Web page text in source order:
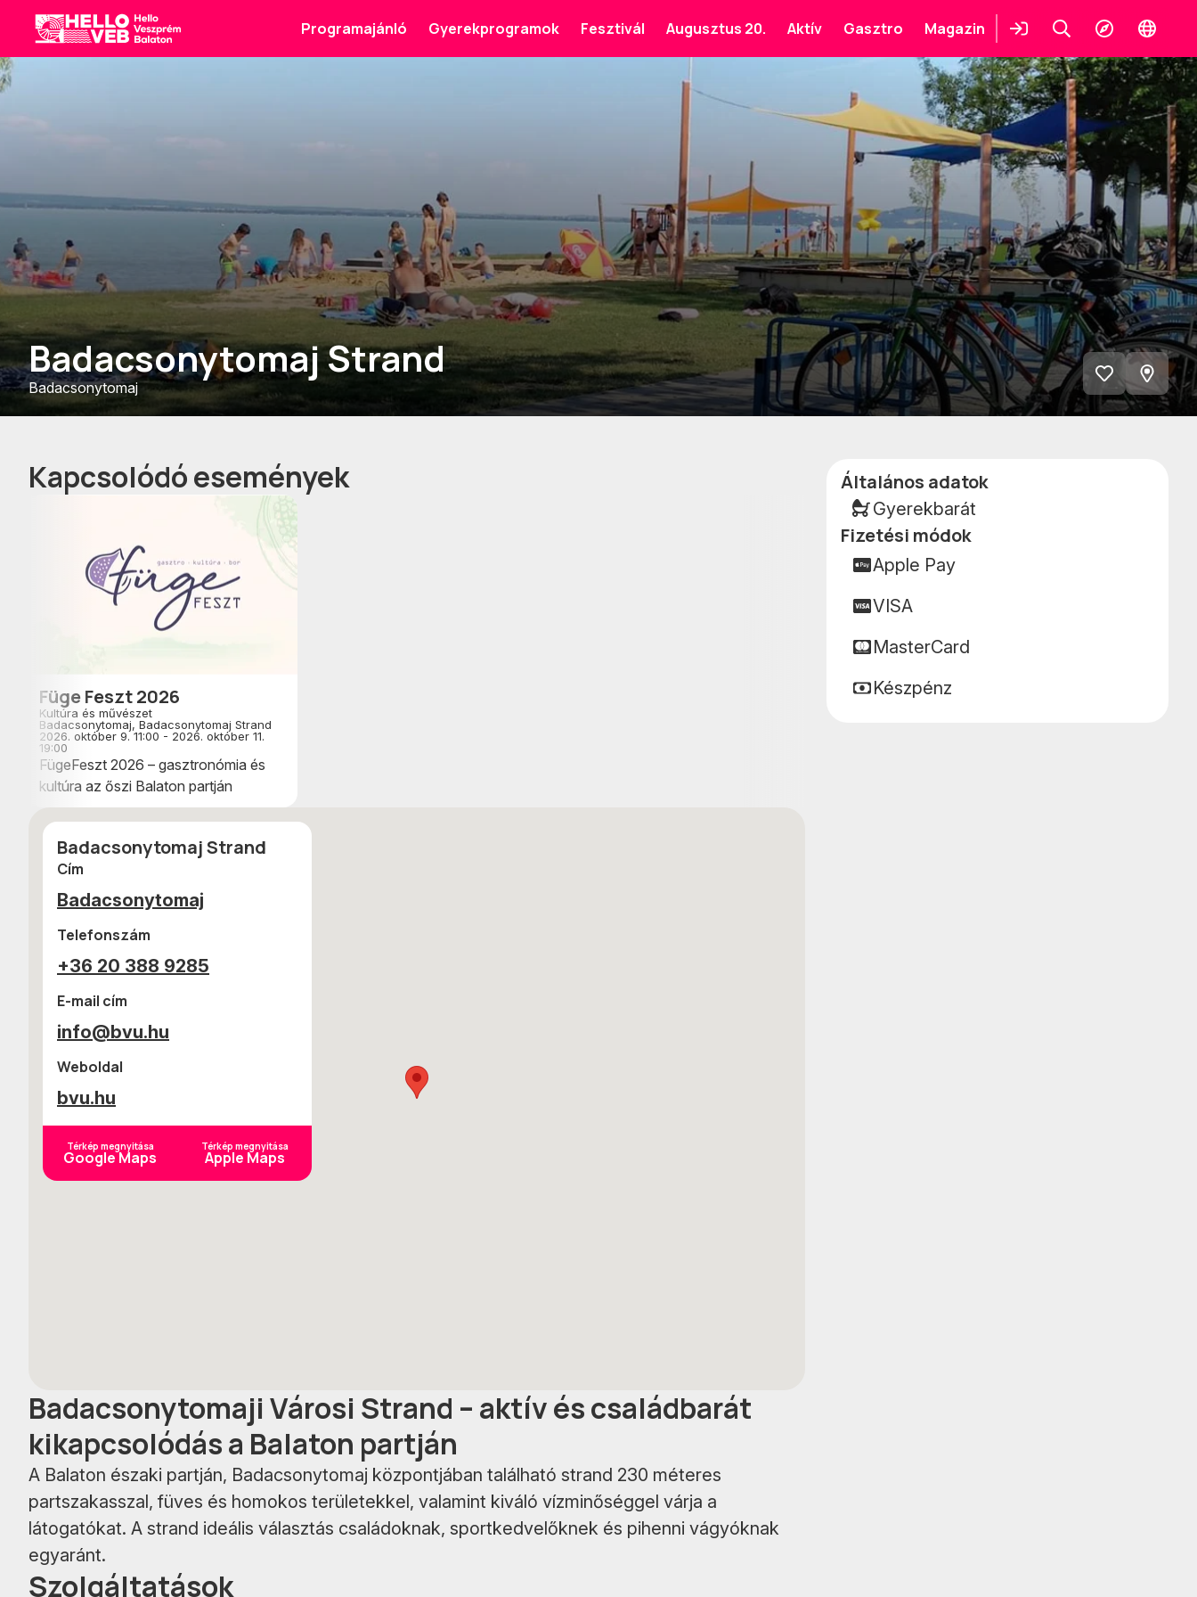
HelloVEB
Programajánló Gyerekprogramok Fesztivál Augusztus 20. Aktív Gasztro Magazin
BelépésKeresésFelfedezés
Change
Badacsonytomaj Strand
Badacsonytomaj
adomterképen
Kapcsolódó események
Füge Feszt 2026
Kultúra és művészet
Badacsonytomaj, Badacsonytomaj Strand
2026. október 9. 11:00 - 2026. október 11.
19:00
FügeFeszt 2026 – gasztronómia és
kultúra az őszi Balaton partján
Badacsonytomaj Strand
Cím
Badacsonytomaj
Telefonszám
+36 20 388 9285
E-mail cím
info@bvu.hu
Weboldal
bvu.hu
Térkép megnyitása
Google Maps
Térkép megnyitása
Apple Maps
Badacsonytomaji Városi Strand – aktív és családbarát
kikapcsolódás a Balaton partján
A Balaton északi partján, Badacsonytomaj központjában található strand 230 méteres
partszakasszal, füves és homokos területekkel, valamint kiváló vízminőséggel várja a
látogatókat. A strand ideális választás családoknak, sportkedvelőknek és pihenni vágyóknak
egyaránt.
Szolgáltatások
Adatok
Általános adatok
Gyerekbarát
Fizetési módok
Apple Pay
VISA
MasterCard
Készpénz